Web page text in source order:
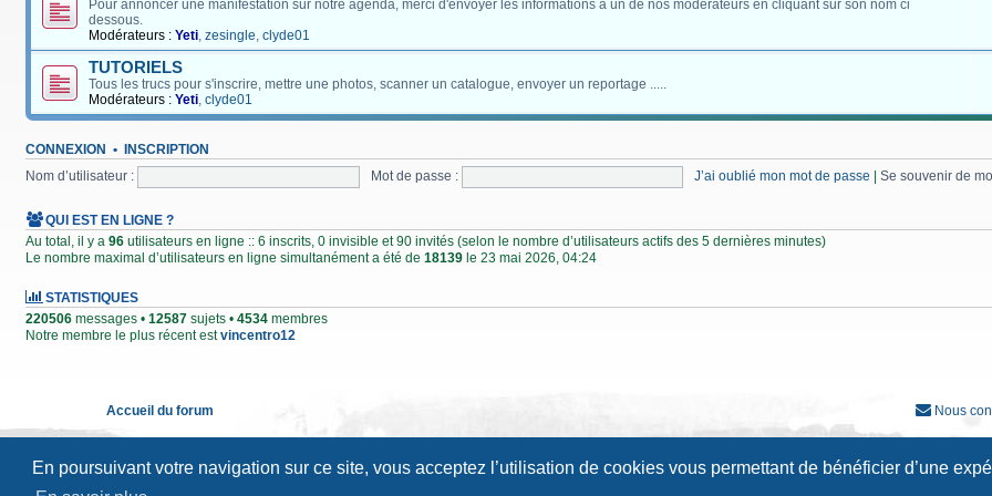
En poursuivant votre navigation sur ce site, vous acceptez l’utilisation de cookies vous permettant de bénéficier d’une
Pour annoncer une manifestation sur notre agenda, merci d'envoyer les informations à un de nos modérateurs en cliquant sur son nom ci
dessous.
Modérateurs : Yeti, zesingle, clyde01
TUTORIELS
Tous les trucs pour s'inscrire, mettre une photos, scanner un catalogue, envoyer un reportage .....
Modérateurs : Yeti, clyde01
CONNEXION • INSCRIPTION
Nom d’utilisateur : Mot de passe : J’ai oublié mon mot de passe Se souvenir de
QUI EST EN LIGNE ?
Au total, il y a 96 utilisateurs en ligne :: 6 inscrits, 0 invisible et 90 invités (selon le nombre d’utilisateurs actifs des 5 dernières minutes)
Le nombre maximal d’utilisateurs en ligne simultanément a été de 18139 le 23 mai 2026, 04:24
STATISTIQUES
220506 messages • 12587 sujets • 4534 membres
Notre membre le plus récent estvincentro12
Accueil du forum Nous
Traduction française officielle©Qiaeru